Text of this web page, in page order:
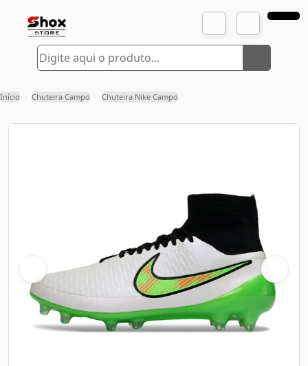
Início › Chuteira Campo › Chuteira Nike Campo